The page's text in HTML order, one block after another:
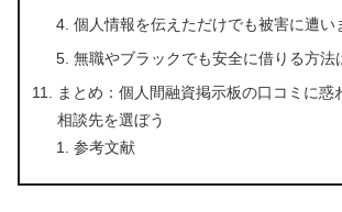
個人情報を伝えただけでも被害に遭い
無職やブラックでも安全に借りる方法
まとめ：個人間融資掲示板の口コミに惑
相談先を選ぼう
参考文献